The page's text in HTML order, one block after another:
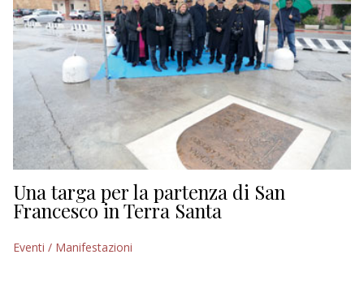
Una targa per la partenza di San
Francesco in Terra Santa
Eventi / Manifestazioni